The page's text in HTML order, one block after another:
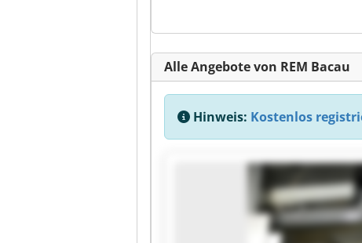
Alle Angebote von REM Bacau
Hinweis: Kostenlos